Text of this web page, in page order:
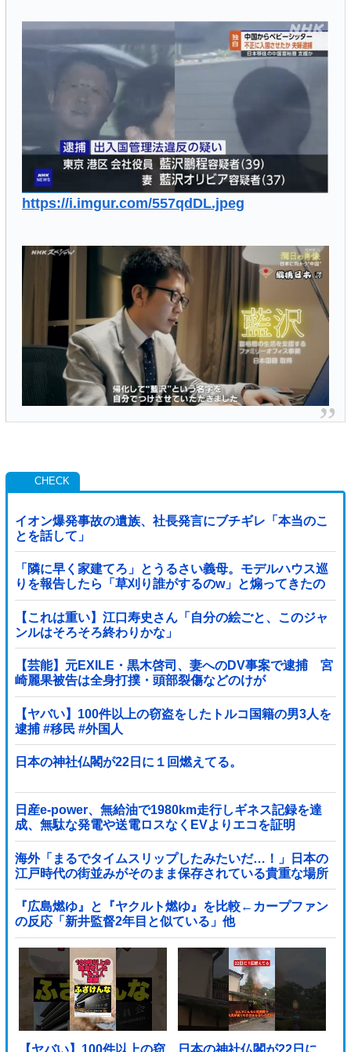
https://i.imgur.com/557qdDL.jpeg
イオン爆発事故の遺族、社長発言にブチギレ「本当のこ
とを話して」
「隣に早く家建てろ」とうるさい義母。モデルハウス巡
りを報告したら「草刈り誰がするのw」と煽ってきたの
で…旦那が放った「一言」に義母オロオロｗｗ←嫌味を
逆手にとった神対応すぎる
【これは重い】江口寿史さん「自分の絵ごと、このジャ
ンルはそろそろ終わりかな」
【芸能】元EXILE・黒木啓司、妻へのDV事案で逮捕 宮
崎麗果被告は全身打撲・頭部裂傷などのけが
【ヤバい】100件以上の窃盗をしたトルコ国籍の男3人を
逮捕 #移民 #外国人
日本の神社仏閣が22日に１回燃えてる。
日産e-power、無給油で1980km走行しギネス記録を達
成、無駄な発電や送電ロスなくEVよりエコを証明
海外「まるでタイムスリップしたみたいだ…！」日本の
江戸時代の街並みがそのまま保存されている貴重な場所
とは・・・？【海外の反応】
『広島燃ゆ』と『ヤクルト燃ゆ』を比較←カープファン
の反応「新井監督2年目と似ている」他